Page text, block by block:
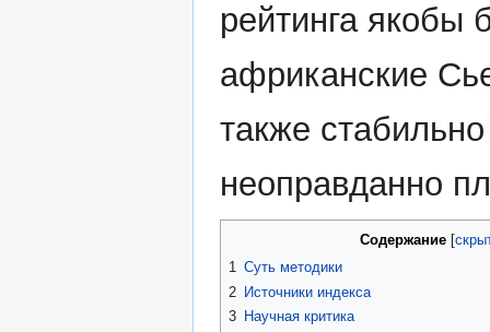
рейтинга якобы
африканские
также
неоправданно
Содержание
1 Суть методики
2 Источники индекса
3 Научная критика